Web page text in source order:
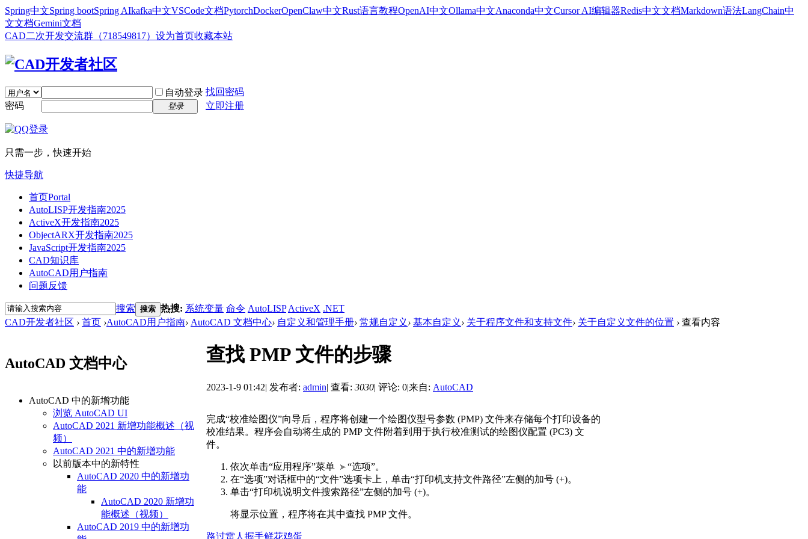
Spring中文Spring bootSpring AIkafka中文VSCode文档PytorchDockerOpenClaw中文Rust语言教程OpenAI中文Ollama中文Anaconda中文Cursor AI编辑器Redis中文文档Markdown语法LangChain中
文文档Gemini文档
CAD二次开发交流群（718549817） 设为首页收藏本站
自动登录 找回密码
密码
登录 立即注册
只需一步，快速开始
快捷导航
首页Portal
AutoLISP开发指南2025
ActiveX开发指南2025
ObjectARX开发指南2025
JavaScript开发指南2025
CAD知识库
AutoCAD用户指南
问题反馈
搜索 搜索 热搜: 系统变量 命令 AutoLISP ActiveX .NET
CAD开发者社区 › 首页 ›AutoCAD用户指南› AutoCAD 文档中心› 自定义和管理手册› 常规自定义 › 基本自定义 › 关于程序文件和支持文件› 关于自定义文件的位置 › 查看内容
AutoCAD 文档中心
AutoCAD 中的新增功能
浏览 AutoCAD UI
AutoCAD 2021 新增功能概述（视
频）
AutoCAD 2021 中的新增功能
以前版本中的新特性
AutoCAD 2020 中的新增功
能
AutoCAD 2020 新增功
能概述（视频）
AutoCAD 2019 中的新增功
查找 PMP 文件的步骤
2023-1-9 01:42| 发布者: admin| 查看: 3030| 评论: 0|来自: AutoCAD
完成“校准绘图仪”向导后，程序将创建一个绘图仪型号参数 (PMP) 文件来存储每个打印设备的
校准结果。程序会自动将生成的 PMP 文件附着到用于执行校准测试的绘图仪配置 (PC3) 文
件。
依次单击“应用程序”菜单
“选项”。
在“选项”对话框中的“文件”选项卡上，单击“打印机支持文件路径”左侧的加号 (+)。
单击“打印机说明文件搜索路径”左侧的加号 (+)。
将显示位置，程序将在其中查找 PMP 文件。
路过雷人 握手鲜花鸡蛋